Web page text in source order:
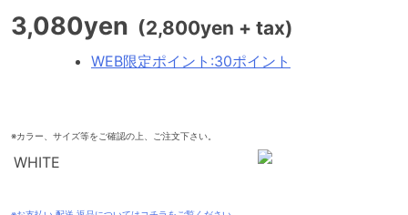
3,080yen (2,800yen + tax)
WEB限定ポイント :30ポイント
※カラー、サイズ等をご確認の上、ご注文下さい。
WHITE